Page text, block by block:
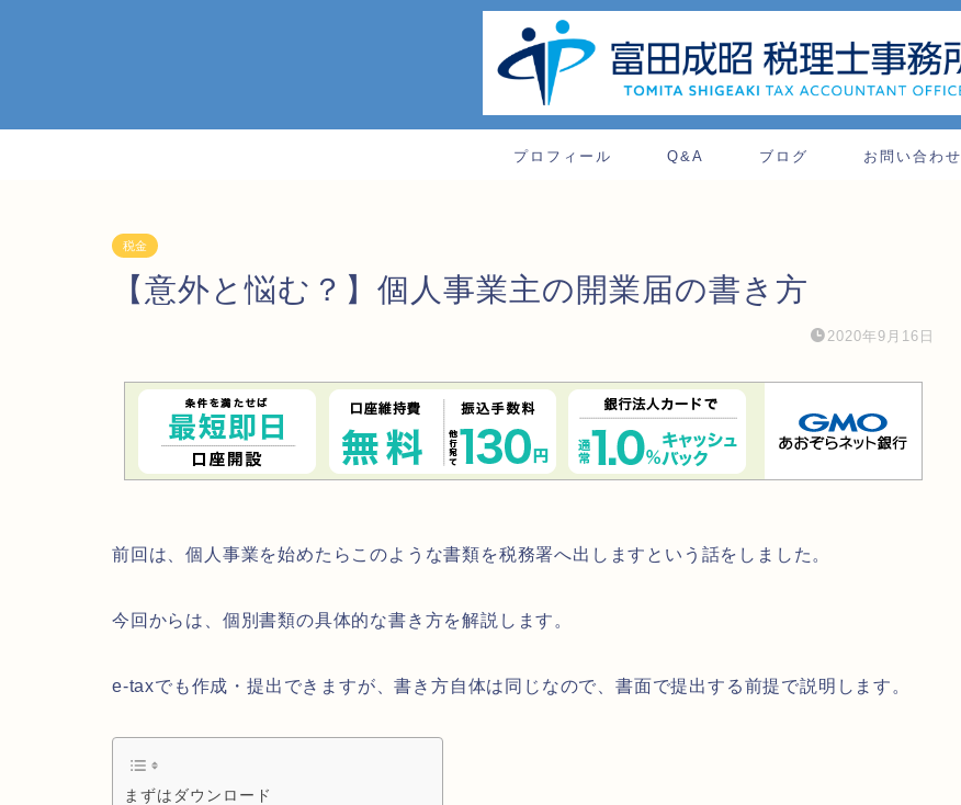
プロフィール Q&A ブログ お問い合わせ
税金
【意外と悩む？】個人事業主の開業届の書き方
2020年9月16日
前回は、個人事業を始めたらこのような書類を税務署へ出しますという話をしました。
今回からは、個別書類の具体的な書き方を解説します。
e-taxでも作成・提出できますが、書き方自体は同じなので、書面で提出する前提で説明します。
まずはダウンロード